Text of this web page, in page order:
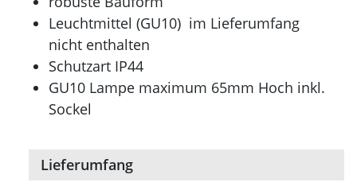
Leuchtmittel (GU10) im Lieferumfang
nicht enthalten
Schutzart IP44
GU10 Lampe maximum 65mm Hoch inkl.
Sockel
Lieferumfang